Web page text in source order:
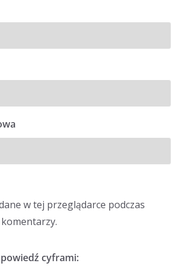
w tej przeglądarce podczas
cyframi: